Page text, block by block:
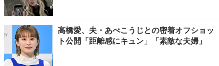
高橋愛、夫・あべこうじとの密着オフショッ
ト公開「距離感にキュン」「素敵な夫婦」